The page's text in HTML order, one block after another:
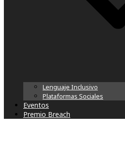
Lenguaje Inclusivo
Plataformas Sociales
Eventos
Premio Breach